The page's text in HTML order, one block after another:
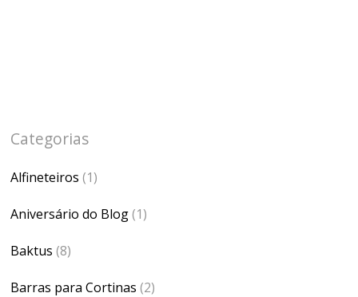
Categorias
Alfineteiros (1)
Aniversário do Blog(1)
Baktus (8)
Barras para Cortinas (2)